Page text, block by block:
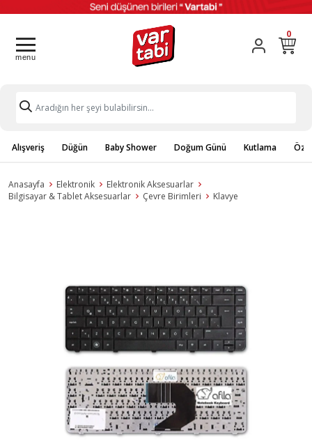
0
Alışveriş Düğün Baby Shower Doğum Günü Kutlama
Anasayfa Elektronik
Elektronik Aksesuarlar
Bilgisayar & Tablet Aksesuarlar
Çevre Birimleri Klavye